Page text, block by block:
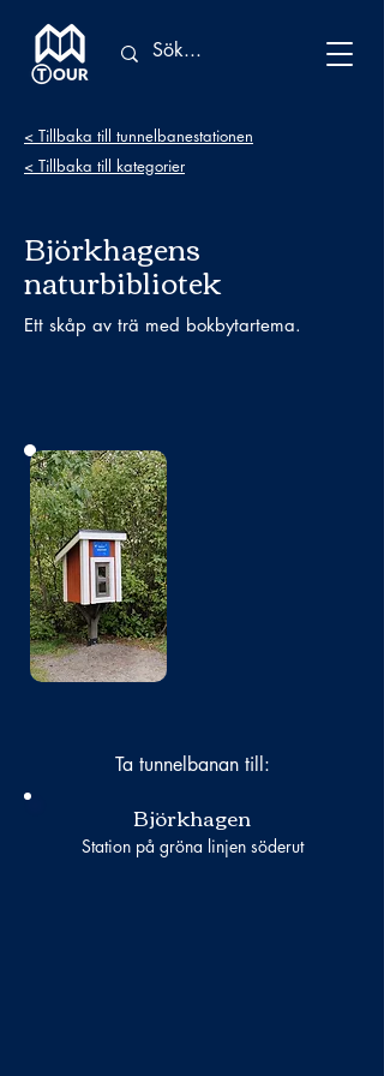
< Tillbaka till tunnelbanestationen
< Tillbaka till kategorier
Björkhagens
naturbibliotek
Ett skåp av trä med bokbytartema.
Bild
saknas
Ta tunnelbanan till:
Björkhagen
Station på gröna linjen söderut